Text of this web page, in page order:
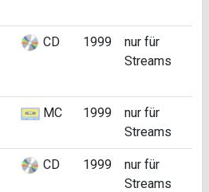
CD 1999
nur für
Streams
MC 1999
nur für
Streams
CD 1999
nur für
Streams